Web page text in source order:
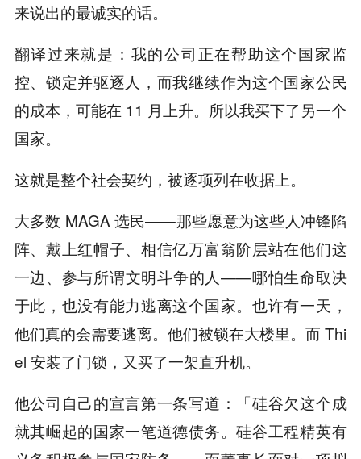
来说出的最诚实的话。
翻译过来就是：我的公司正在帮助这个国家监
控、锁定并驱逐人，而我继续作为这个国家公民
的成本，可能在 11 月上升。所以我买下了另一个
国家。
这就是整个社会契约，被逐项列在收据上。
大多数 MAGA 选民——那些愿意为这些人冲锋陷
阵、戴上红帽子、相信亿万富翁阶层站在他们这
一边、参与所谓文明斗争的人——哪怕生命取决
于此，也没有能力逃离这个国家。也许有一天，
他们真的会需要逃离。他们被锁在大楼里。而 Thi
el 安装了门锁，又买了一架直升机。
他公司自己的宣言第一条写道：「硅谷欠这个成
就其崛起的国家一笔道德债务。硅谷工程精英有